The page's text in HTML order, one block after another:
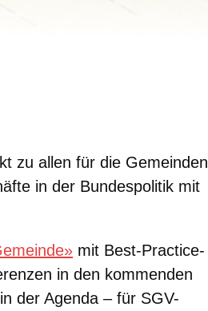
zu allen für die Gemeinden
in der Bundespolitik mit
mit Best-Practice-
in den kommenden
der Agenda – für SGV-